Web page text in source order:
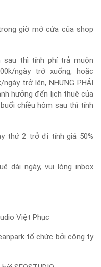
giờ mở cửa của shop
sau thì tính phí trả muộn
ngày trở xuống, hoặc
trở lên, NHƯNG PHẢI
hưởng đến lịch thuê của
chiều hôm sau thì tính
thứ 2 trở đi tính giá 50%
dài ngày, vui lòng inbox
Việt Phục
tổ chức bởi công ty